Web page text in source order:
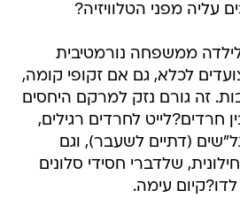
עליה מפני הטלוויזיה?
ממשפחה נורמטיבית
לכלא, גם אם זקופי קומה,
זה גורם נזק למרקם היחסים
חרדים?לייט לחרדים רגילים,
(דתיים לשעבר), וגם
שלדברי חסידי סלונים
עימה.